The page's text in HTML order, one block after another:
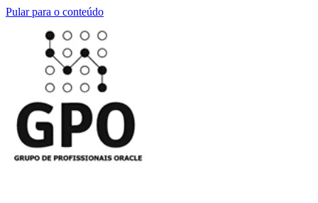
Pular para o conteúdo